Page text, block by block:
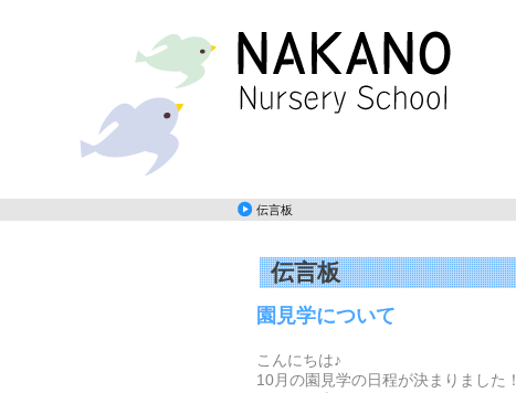
伝言板
伝言板
園見学について
こんにちは♪
10月の園見学の日程が決まりました！